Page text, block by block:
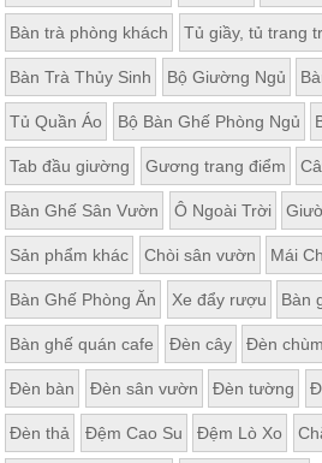
Bàn trà phòng khách Tủ giầy, tủ trang
Bàn Trà Thủy Sinh Bộ Giường Ngủ
Tủ Quần Áo Bộ Bàn Ghế Phòng Ngủ
Tab đầu giường Gương trang điểm
Bàn Ghế Sân Vườn Ô Ngoài Trời
Sản phẩm khác Chòi sân vườn Mái
Bàn Ghế Phòng Ăn Xe đẩy rượu Bàn
Bàn ghế quán cafe Đèn cây Đèn
Đèn bàn Đèn sân vườn Đèn tường
Đèn thả Đệm Cao Su Đệm Lò Xo